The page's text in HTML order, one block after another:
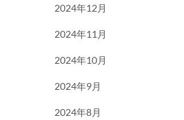
2024年12月
2024年11月
2024年10月
2024年9月
2024年8月